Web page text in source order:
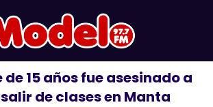
15 años fue asesinado a
de clases en Manta